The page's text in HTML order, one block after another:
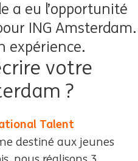
a eu l’opportunité
ING Amsterdam.
expérience.
votre
?
Talent
destiné aux jeunes